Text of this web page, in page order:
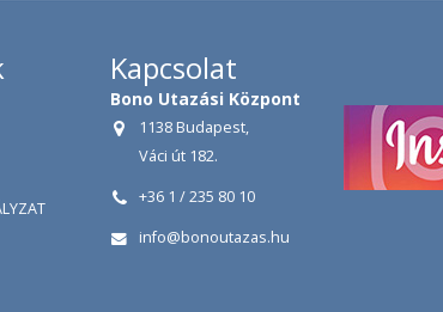
Kapcsolat
Bono Utazási Központ
1138 Budapest,
Váci út 182.
+36 1 / 235 80 10
info@bonoutazas.hu